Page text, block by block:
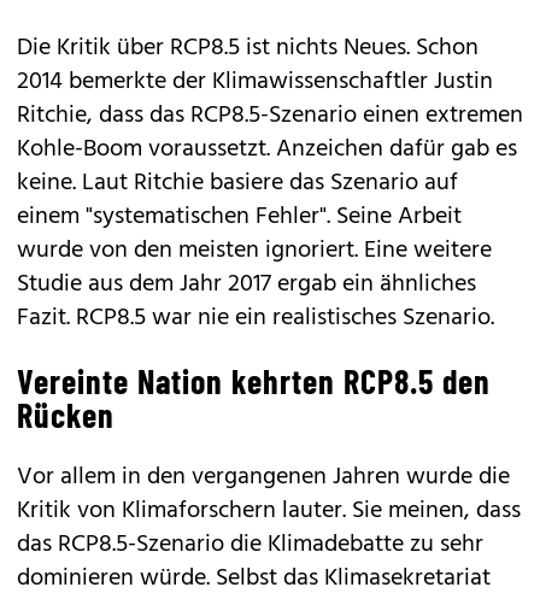
Die Kritik über RCP8.5 ist nichts Neues. Schon
2014 bemerkte der Klimawissenschaftler Justin
Ritchie, dass das RCP8.5-Szenario einen extremen
Kohle-Boom voraussetzt. Anzeichen dafür gab es
keine. Laut Ritchie basiere das Szenario auf
einem "systematischen Fehler". Seine Arbeit
wurde von den meisten ignoriert. Eine weitere
Studie aus dem Jahr 2017 ergab ein ähnliches
Fazit. RCP8.5 war nie ein realistisches Szenario.
Vereinte Nation kehrten RCP8.5 den
Rücken
Vor allem in den vergangenen Jahren wurde die
Kritik von Klimaforschern lauter. Sie meinen, dass
das RCP8.5-Szenario die Klimadebatte zu sehr
dominieren würde. Selbst das Klimasekretariat